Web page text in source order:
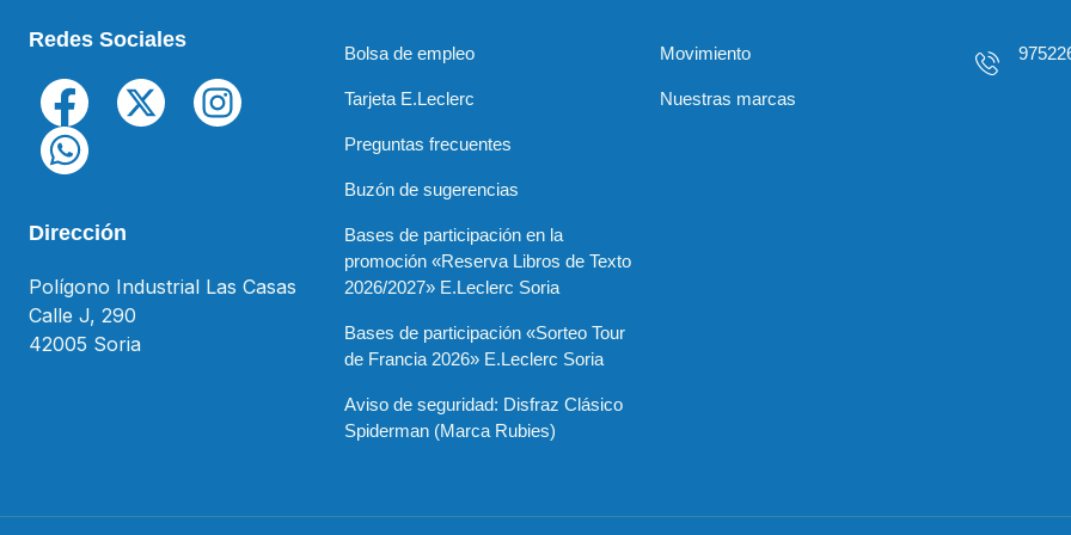
Redes Sociales
Dirección
Polígono Industrial Las Casas
Calle J, 290
42005 Soria
Bolsa de empleo
Tarjeta E.Leclerc
Preguntas frecuentes
Buzón de sugerencias
Bases de participación en la
promoción «Reserva Libros de Texto
2026/2027» E.Leclerc Soria
Bases de participación «Sorteo Tour
de Francia 2026» E.Leclerc Soria
Aviso de seguridad: Disfraz Clásico
Spiderman (Marca Rubies)
Movimiento
Nuestras marcas